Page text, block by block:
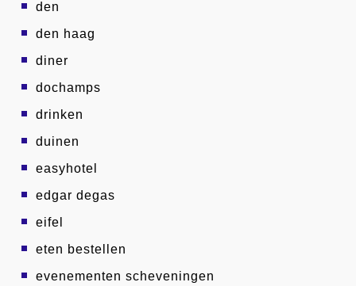
den
den haag
diner
dochamps
drinken
duinen
easyhotel
edgar degas
eifel
eten bestellen
evenementen scheveningen